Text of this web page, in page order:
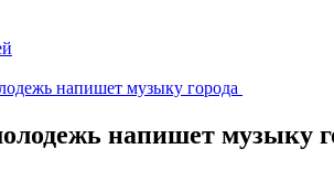
напишет музыку города
напишет музыку